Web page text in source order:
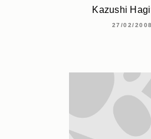
Kazushi
27/02/2008